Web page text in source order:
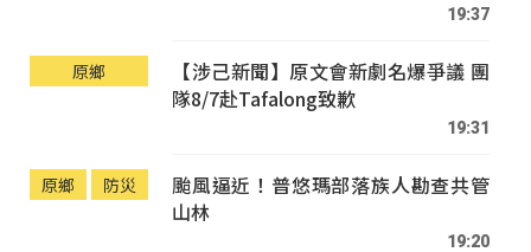
19:37
原鄉
【涉己新聞】原文會新劇名爆爭議 團
隊8/7赴Tafalong致歉
19:31
原鄉 防災
颱風逼近！普悠瑪部落族人勘查共管
山林
19:20